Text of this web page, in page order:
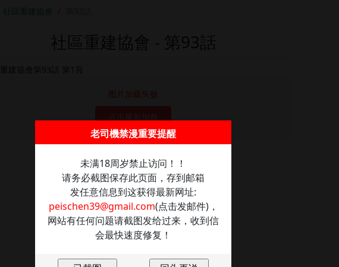
社區重建協會
图片加载失败
老司機禁漫重要提醒
未满18周岁禁止访问！！
请务必截图保存此页面，存到邮箱
发任意信息到这获得最新网址:
peischen39@gmail.com(点击发邮件)，
网站有任何问题请截图发给过来，收到信
会最快速度修复！